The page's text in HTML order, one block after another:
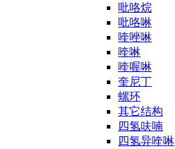
吡咯烷
吡咯啉
喹唑啉
喹啉
喹喔啉
奎尼丁
螺环
其它结构
四氢呋喃
四氢异喹啉